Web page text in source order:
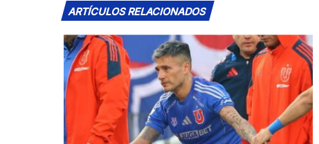
ARTÍCULOS RELACIONADOS